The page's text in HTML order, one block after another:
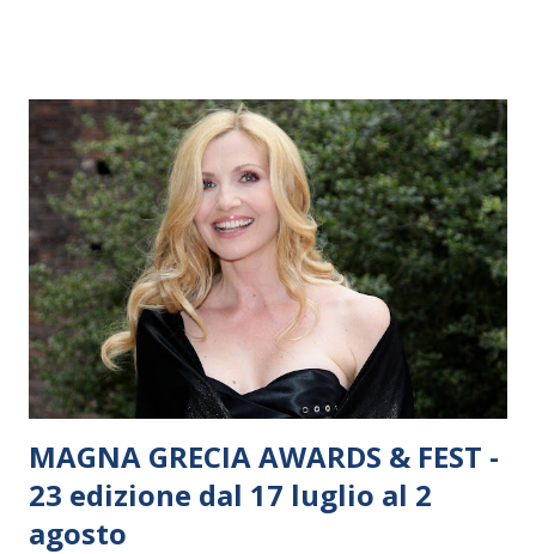
senza saperlo, lo abbiamo chiesto anche a Daniele Pacifici,
guardia giurata di appena 27 anni, scomparso lo scorso
anno dopo una dura e lunga battaglia contro il cancro, al
quale è dedicata la prima edizione della kermesse
“All’Ombra del Giardino di Dany”, una rassegna solidale tra
comicità e magia che fa beneficenza con il buonumore, che
si svolgerà a partire dal 24 luglio, ogni venerdì e sabato all...
MAGNA GRECIA AWARDS & FEST -
23 edizione dal 17 luglio al 2
agosto